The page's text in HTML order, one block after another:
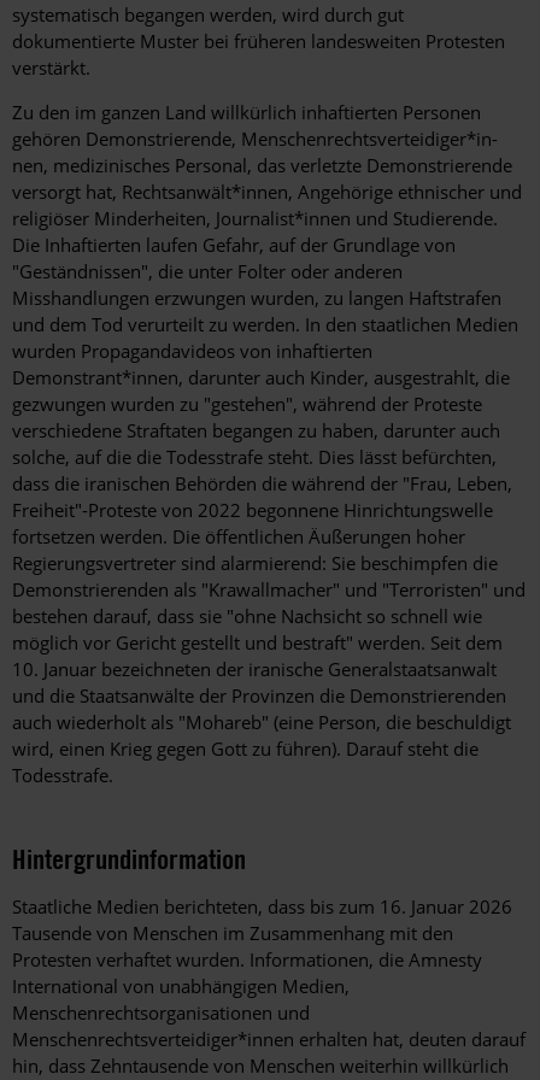
systematisch begangen werden, wird durch gut
dokumentierte Muster bei früheren landesweiten Protesten
verstärkt.
Zu den im ganzen Land willkürlich inhaftierten Personen
gehören Demonstrierende, Menschenrechtsverteidiger*in-
nen, medizinisches Personal, das verletzte Demonstrierende
versorgt hat, Rechtsanwält*innen, Angehörige ethnischer und
religiöser Minderheiten, Journalist*innen und Studierende.
Die Inhaftierten laufen Gefahr, auf der Grundlage von
"Geständnissen", die unter Folter oder anderen
Misshandlungen erzwungen wurden, zu langen Haftstrafen
und dem Tod verurteilt zu werden. In den staatlichen Medien
wurden Propagandavideos von inhaftierten
Demonstrant*innen, darunter auch Kinder, ausgestrahlt, die
gezwungen wurden zu "gestehen", während der Proteste
verschiedene Straftaten begangen zu haben, darunter auch
solche, auf die die Todesstrafe steht. Dies lässt befürchten,
dass die iranischen Behörden die während der "Frau, Leben,
Freiheit"-Proteste von 2022 begonnene Hinrichtungswelle
fortsetzen werden. Die öffentlichen Äußerungen hoher
Regierungsvertreter sind alarmierend: Sie beschimpfen die
Demonstrierenden als "Krawallmacher" und "Terroristen" und
bestehen darauf, dass sie "ohne Nachsicht so schnell wie
möglich vor Gericht gestellt und bestraft" werden. Seit dem
10. Januar bezeichneten der iranische Generalstaatsanwalt
und die Staatsanwälte der Provinzen die Demonstrierenden
auch wiederholt als "Mohareb" (eine Person, die beschuldigt
wird, einen Krieg gegen Gott zu führen). Darauf steht die
Todesstrafe.
Hintergrundinformation
Hintergrund
Staatliche Medien berichteten, dass bis zum 16. Januar 2026
Tausende von Menschen im Zusammenhang mit den
Protesten verhaftet wurden. Informationen, die Amnesty
International von unabhängigen Medien,
Menschenrechtsorganisationen und
Menschenrechtsverteidiger*innen erhalten hat, deuten darauf
hin, dass Zehntausende von Menschen weiterhin willkürlich